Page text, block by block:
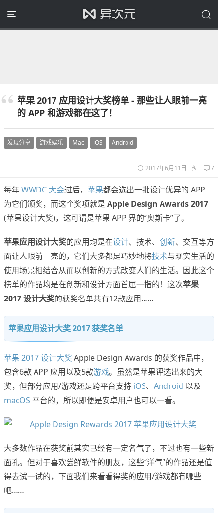
苹果 2017 应用设计大奖榜单 - 那些让人眼前一亮
的 APP 和游戏都在这了！
发现分享 游戏娱乐 Mac iOS Android
2017年6月11日 7
每年WWDC 大会过后， 苹果都会选出一批设计优异的 APP
为它们颁奖，而这个奖项就是 Apple Design Awards 2017
(苹果设计大奖)，这可谓是苹果 APP 界的“奥斯卡”了。
苹果应用设计大奖的应用均是在设计、技术、 创新、交互等方
面让人眼前一亮的，它们大多都是巧妙地将技术与现实生活的
使用场景相结合从而以创新的方式改变人们的生活。因此这个
榜单的作品均是在创新和设计方面首屈一指的！这次苹果
2017 设计大奖的获奖名单共有12款应用……
苹果应用设计大奖 2017 获奖名单
苹果 2017 设计大奖 Apple Design Awards 的获奖作品中，
包含6款 APP 应用以及5款游戏。虽然是苹果评选出来的大
奖，但部分应用/游戏还是跨平台支持 iOS、 Android 以及
macOS 平台的，所以即便是安卓用户也可以一看。
大多数作品在获奖前其实已经有一定名气了，不过也有一些新
面孔。但对于喜欢尝鲜软件的朋友，这些“洋气”的作品还是值
得去试一试的，下面我们来看看得奖的应用/游戏都有哪些
吧……